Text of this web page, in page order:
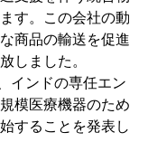
す。この会社の動
商品の輸送を促進
しました。
インドの専任エン
模医療機器のため
することを発表し